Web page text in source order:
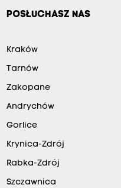
POSŁUCHASZ NAS
Kraków
Tarnów
Zakopane
Andrychów
Gorlice
Krynica-Zdrój
Rabka-Zdrój
Szczawnica